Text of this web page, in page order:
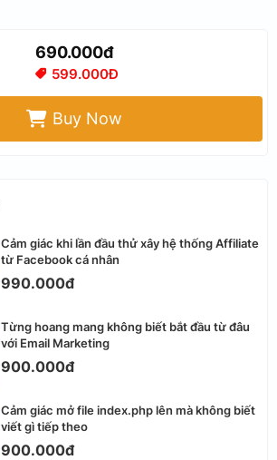
690.000đ
599.000Đ
Buy Now
Cảm giác khi lần đầu thử xây hệ thống Affiliate
từ Facebook cá nhân
990.000đ
Từng hoang mang không biết bắt đầu từ đâu
với Email Marketing
900.000đ
Cảm giác mở file index.php lên mà không biết
viết gì tiếp theo
900.000đ